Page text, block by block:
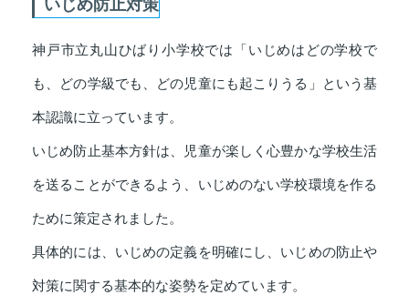
いじめ防止対策
神戸市立丸山ひばり小学校では「いじめはどの学校で
も、どの学級でも、どの児童にも起こりうる」という基
本認識に立っています。
いじめ防止基本方針は、児童が楽しく心豊かな学校生活
を送ることができるよう、いじめのない学校環境を作る
ために策定されました。
具体的には、いじめの定義を明確にし、いじめの防止や
対策に関する基本的な姿勢を定めています。